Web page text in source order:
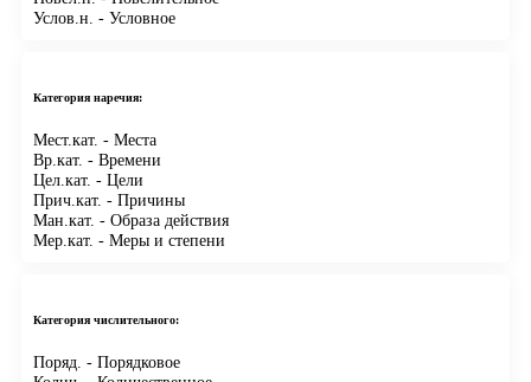
Услов.н. - Условное
Категория наречия:
Мест.кат. - Места
Вр.кат. - Времени
Цел.кат. - Цели
Прич.кат. - Причины
Ман.кат. - Образа действия
Мер.кат. - Меры и степени
Категория числительного:
Поряд. - Порядковое